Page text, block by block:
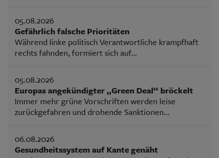
05.08.2026
Gefährlich falsche Prioritäten
Während linke politisch Verantwortliche krampfhaft
rechts fahnden, formiert sich auf...
05.08.2026
Europas angekündigter „Green Deal“ bröckelt
Immer mehr grüne Vorschriften werden leise
zurückgefahren und drohende Sanktionen...
06.08.2026
Gesundheitssystem auf Kante genäht